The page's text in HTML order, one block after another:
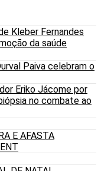
Kleber Fernandes
da saúde
Paiva celebram o
Eriko Jácome por
no combate ao
E AFASTA